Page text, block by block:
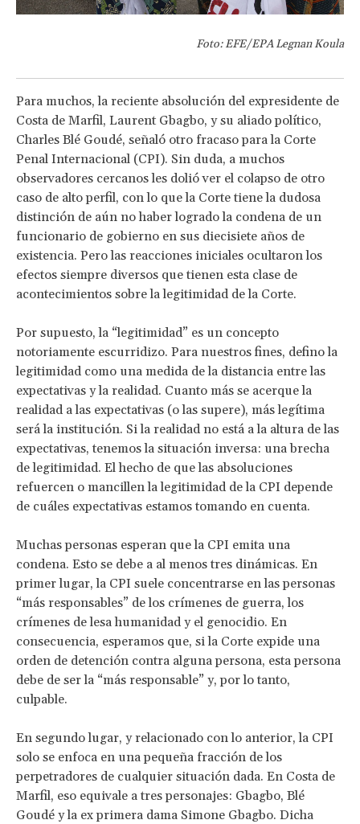
Foto: EFE/EPA Legnan Koula
Para muchos, la reciente absolución del expresidente de
Costa de Marfil, Laurent Gbagbo, y su aliado político,
Charles Blé Goudé, señaló otro fracaso para la Corte
Penal Internacional (CPI). Sin duda, a muchos
observadores cercanos les dolió ver el colapso de otro
caso de alto perfil, con lo que la Corte tiene la dudosa
distinción de aún no haber logrado la condena de un
funcionario de gobierno en sus diecisiete años de
existencia. Pero las reacciones iniciales ocultaron los
efectos siempre diversos que tienen esta clase de
acontecimientos sobre la legitimidad de la Corte.
Por supuesto, la “legitimidad” es un concepto
notoriamente escurridizo. Para nuestros fines, defino la
legitimidad como una medida de la distancia entre las
expectativas y la realidad. Cuanto más se acerque la
realidad a las expectativas (o las supere), más legítima
será la institución. Si la realidad no está a la altura de las
expectativas, tenemos la situación inversa: una brecha
de legitimidad. El hecho de que las absoluciones
refuercen o mancillen la legitimidad de la CPI depende
de cuáles expectativas estamos tomando en cuenta.
Muchas personas esperan que la CPI emita una
condena. Esto se debe a al menos tres dinámicas. En
primer lugar, la CPI suele concentrarse en las personas
“más responsables” de los crímenes de guerra, los
crímenes de lesa humanidad y el genocidio. En
consecuencia, esperamos que, si la Corte expide una
orden de detención contra alguna persona, esta persona
debe de ser la “más responsable” y, por lo tanto,
culpable.
En segundo lugar, y relacionado con lo anterior, la CPI
solo se enfoca en una pequeña fracción de los
perpetradores de cualquier situación dada. En Costa de
Marfil, eso equivale a tres personajes: Gbagbo, Blé
Goudé y la ex primera dama Simone Gbagbo. Dicha